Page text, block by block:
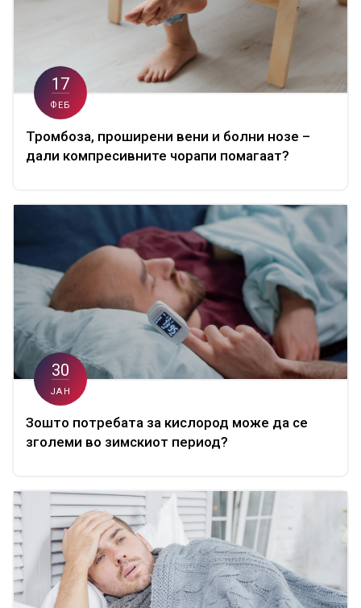
17
ФЕБ
Тромбоза, проширени вени и болни нозе –
дали компресивните чорапи помагаат?
30
ЈАН
Зошто потребата за кислород може да се
зголеми во зимскиот период?